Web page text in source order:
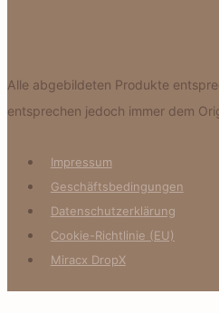
Alle abgebildeten Produkte
entsprechen jedoch immer dem
Impressum
Geschäftsbedingungen
Datenschutzerklärung
Cookie-Richtlinie (EU)
Miracx DropX